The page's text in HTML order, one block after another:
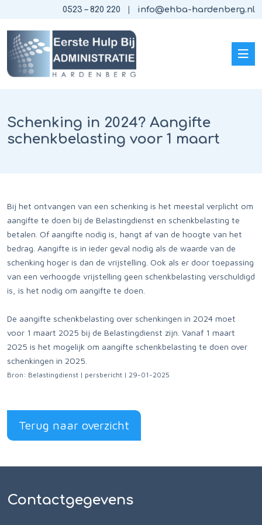
0523 – 820 220 info@ehba-hardenberg.nl
Schenking in 2024? Aangifte
schenkbelasting voor 1 maart
Bij het ontvangen van een schenking is het meestal verplicht om
aangifte te doen bij de Belastingdienst en schenkbelasting te
betalen. Of aangifte nodig is, hangt af van de hoogte van het
bedrag. Aangifte is in ieder geval nodig als de waarde van de
schenking hoger is dan de vrijstelling. Ook als er door toepassing
van een verhoogde vrijstelling geen schenkbelasting verschuldigd
is, is het nodig om aangifte te doen.
De aangifte schenkbelasting over schenkingen in 2024 moet
voor 1 maart 2025 bij de Belastingdienst zijn. Vanaf 1 maart
2025 is het mogelijk om aangifte schenkbelasting te doen over
schenkingen in 2025.
Bron: Belastingdienst | persbericht | 29-01-2025
Terug naar overzicht
Contactgegevens